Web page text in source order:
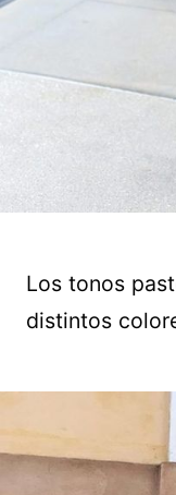
Los tonos
distintos